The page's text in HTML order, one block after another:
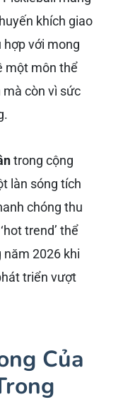
khích giao
hợp với mong
một môn thể
còn vì sức
trong cộng
làn sóng tích
chóng thu
trend’ thể
2026 khi
triển vượt
Của